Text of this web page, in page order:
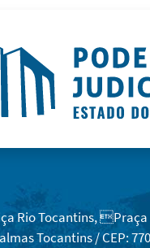
Rio Tocantins, Praça
Tocantins / CEP: